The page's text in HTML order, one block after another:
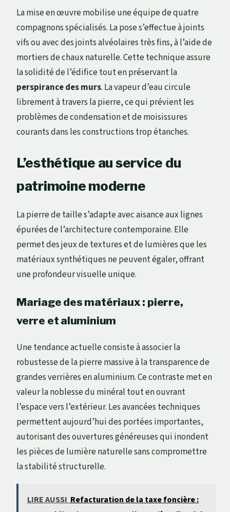
La mise en œuvre mobilise une équipe de quatre
compagnons spécialisés. La pose s’effectue à joints
vifs ou avec des joints alvéolaires très fins, à l’aide de
mortiers de chaux naturelle. Cette technique assure
la solidité de l’édifice tout en préservant la
perspirance des murs. La vapeur d’eau circule
librement à travers la pierre, ce qui prévient les
problèmes de condensation et de moisissures
courants dans les constructions trop étanches.
L’esthétique au service du
patrimoine moderne
La pierre de taille s’adapte avec aisance aux lignes
épurées de l’architecture contemporaine. Elle
permet des jeux de textures et de lumières que les
matériaux synthétiques ne peuvent égaler, offrant
une profondeur visuelle unique.
Mariage des matériaux : pierre,
verre et aluminium
Une tendance actuelle consiste à associer la
robustesse de la pierre massive à la transparence de
grandes verrières en aluminium. Ce contraste met en
valeur la noblesse du minéral tout en ouvrant
l’espace vers l’extérieur. Les avancées techniques
permettent aujourd’hui des portées importantes,
autorisant des ouvertures généreuses qui inondent
les pièces de lumière naturelle sans compromettre
la stabilité structurelle.
LIRE AUSSI Refacturation de la taxe foncière :